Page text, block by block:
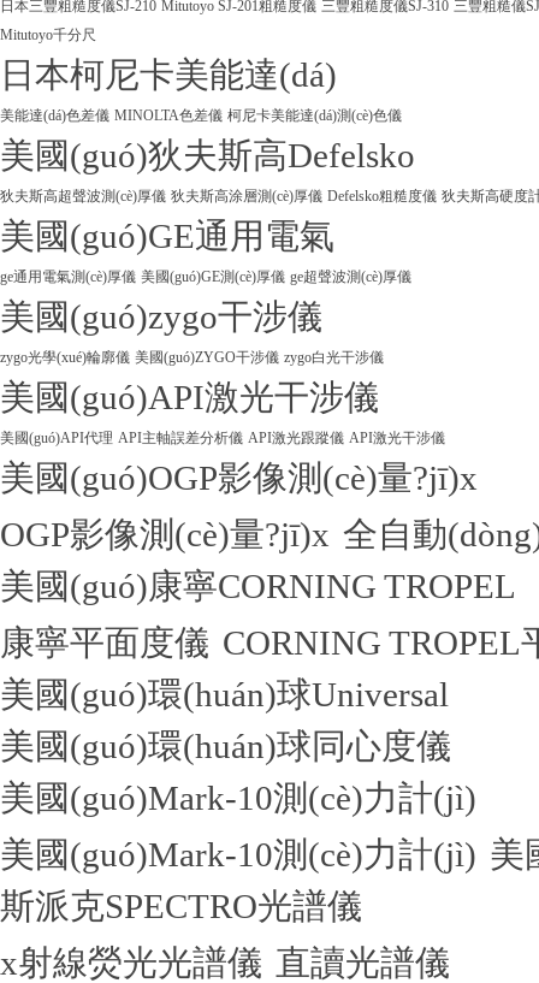
日本三豐粗糙度儀SJ-210 Mitutoyo SJ-201粗糙度儀 三豐粗糙度儀SJ-310 三豐粗糙儀
Mitutoyo千分尺
日本柯尼卡美能達(dá)
美能達(dá)色差儀 MINOLTA色差儀 柯尼卡美能達(dá)測(cè)色儀
美國(guó)狄夫斯高Defelsko
狄夫斯高超聲波測(cè)厚儀 狄夫斯高涂層測(cè)厚儀 Defelsko粗糙度儀 狄夫斯高硬度
美國(guó)GE通用電氣
ge通用電氣測(cè)厚儀 美國(guó)GE測(cè)厚儀 ge超聲波測(cè)厚儀
美國(guó)zygo干涉儀
zygo光學(xué)輪廓儀 美國(guó)ZYGO干涉儀 zygo白光干涉儀
美國(guó)API激光干涉儀
美國(guó)API代理 API主軸誤差分析儀 API激光跟蹤儀 API激光干涉儀
美國(guó)OGP影像測(cè)量?jī)x
OGP影像測(cè)量?jī)x 全自動
美國(guó)康寧CORNING TROPEL
康寧平面度儀 CORNING TROPEL
美國(guó)環(huán)球Universal
美國(guó)環(huán)球同心度儀
美國(guó)Mark-10測(cè)力計(jì)
美國(guó)Mark-10測(cè)力計(jì) 美
斯派克SPECTRO光譜儀
x射線熒光光譜儀 直讀光譜儀